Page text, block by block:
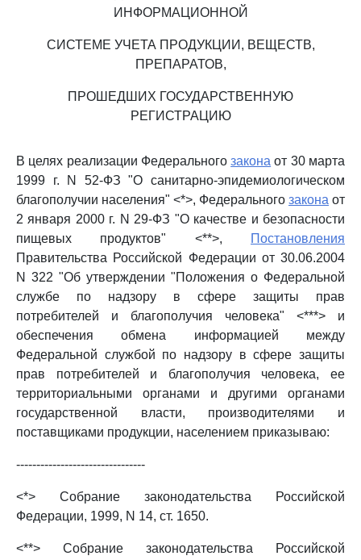
ИНФОРМАЦИОННОЙ
СИСТЕМЕ УЧЕТА ПРОДУКЦИИ, ВЕЩЕСТВ,
ПРЕПАРАТОВ,
ПРОШЕДШИХ ГОСУДАРСТВЕННУЮ
РЕГИСТРАЦИЮ
В целях реализации Федеральногозакона от 30 марта
1999 г. N 52-ФЗ "О санитарно-эпидемиологическом
благополучии населения" <*>, Федерального закона от
2 января 2000 г. N 29-ФЗ "О качестве и безопасности
пищевых продуктов" <**>,
Постановления
Правительства Российской Федерации от 30.06.2004
N 322 "Об утверждении "Положения о Федеральной
службе по надзору в сфере защиты прав
потребителей и благополучия человека" <***> и
обеспечения обмена информацией между
Федеральной службой по надзору в сфере защиты
прав потребителей и благополучия человека, ее
территориальными органами и другими органами
государственной власти, производителями и
поставщиками продукции, населением приказываю:
--------------------------------
<*> Собрание законодательства Российской
Федерации, 1999, N 14, ст. 1650.
<**> Собрание законодательства Российской